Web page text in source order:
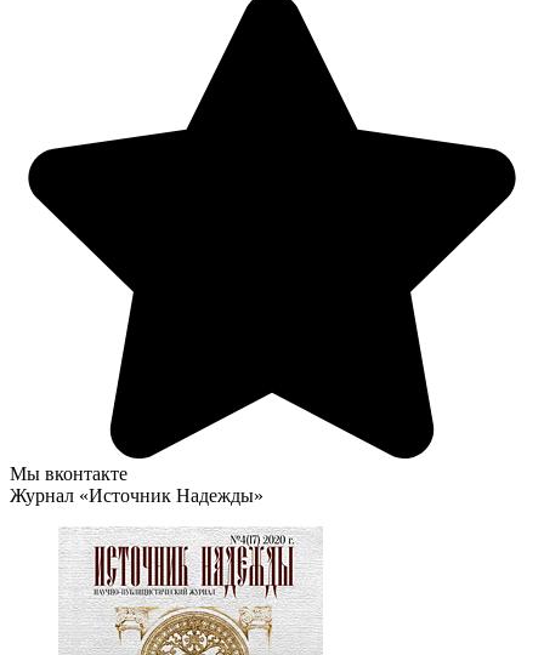
Мы вконтакте
Журнал «Источник Надежды»